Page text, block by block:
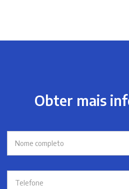
Obter mais